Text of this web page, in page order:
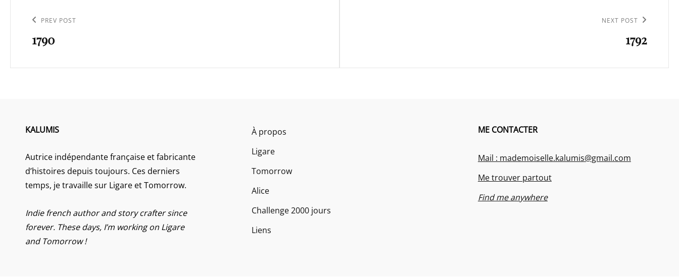
l’article
Previous
Post
PREV POST
1790
NEXT POST
1792
KALUMIS
Autrice indépendante française et fabricante
d’histoires depuis toujours. Ces derniers
temps, je travaille sur Ligare et Tomorrow.
Indie french author and story crafter since
forever. These days, I’m working on Ligare
and Tomorrow !
À propos
Ligare
Tomorrow
Alice
Challenge 2000 jours
Liens
ME CONTACTER
Mail : mademoiselle.kalumis@gmail.com
Me trouver partout
Find me anywhere